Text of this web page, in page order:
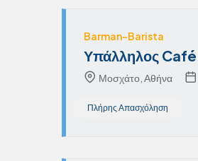
Barman-Barista
Υπάλληλος
Μοσχάτο, Αθήνα
Πλήρης Απασχόληση